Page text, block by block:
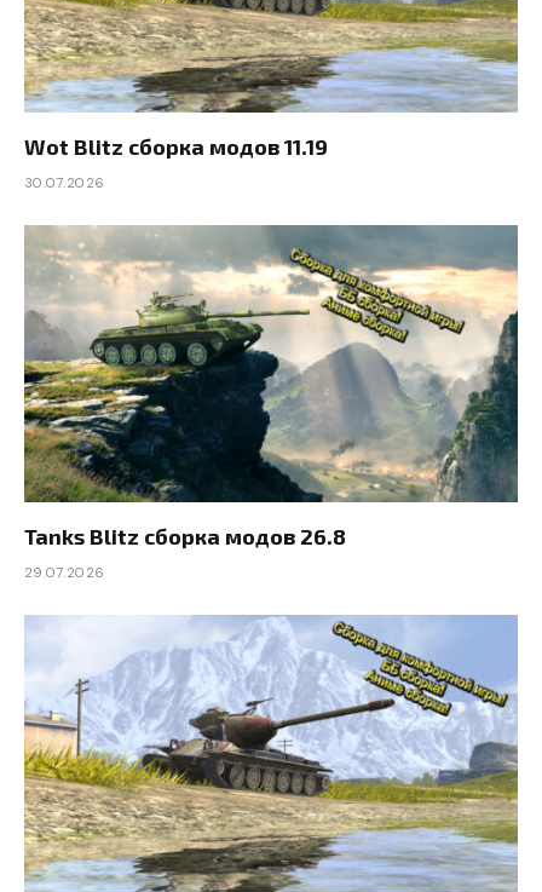
Wot Blitz сборка модов 11.19
30.07.2026
Tanks Blitz сборка модов 26.8
29.07.2026